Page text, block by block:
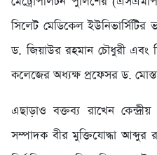
সিলেট মেডিকেল ইউনিভার্সিটির
ড. জিয়াউর রহমান চৌধুরী এবং
কলেজের অধ্যক্ষ প্রফেসর ড.
এছাড়াও বক্তব্য রাখেন
সম্পাদক বীর মুক্তিযোদ্ধা আব্দুর